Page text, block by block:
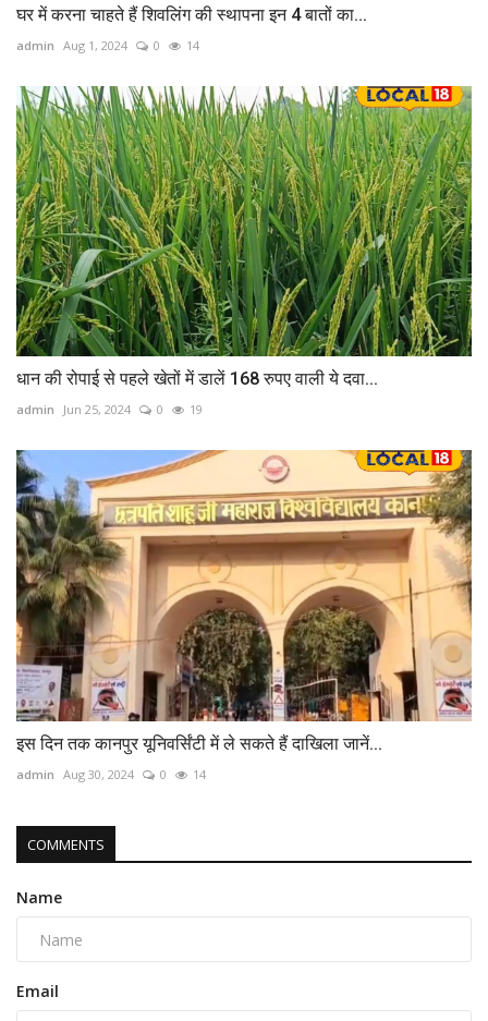
घर में करना चाहते हैं शिवलिंग की स्थापना इन 4 बातों का...
admin Aug 1, 2024 0 14
धान की रोपाई से पहले खेतों में डालें 168 रुपए वाली ये दवा...
admin Jun 25, 2024 0 19
इस दिन तक कानपुर यूनिवर्सिंटी में ले सकते हैं दाखिला जानें...
admin Aug 30, 2024 0 14
COMMENTS
Name
Email